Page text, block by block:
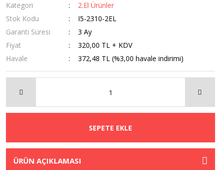
Kategori
2.El Ürünler
Stok Kodu
I5-2310-2EL
Garanti Süresi
3 Ay
Fiyat
320,00 TL + KDV
Havale
372,48 TL (%3,00 havale indirimi)
SEPETE EKLE
ÜRÜN AÇIKLAMASI